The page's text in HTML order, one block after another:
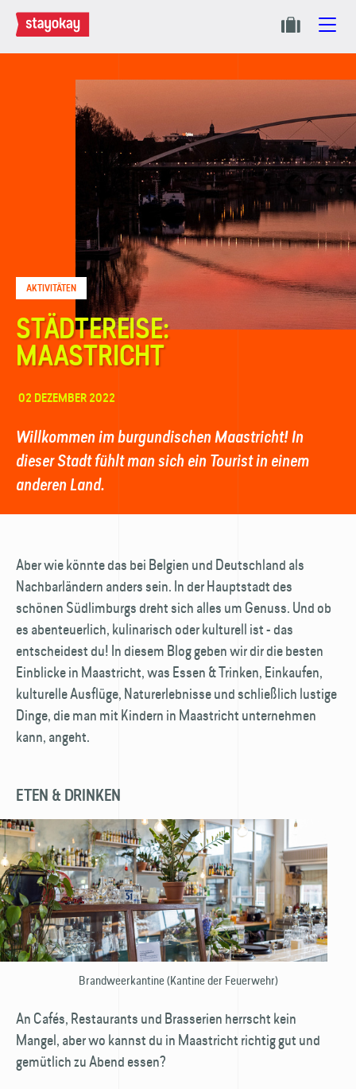
AKTIVITÄTEN
STÄDTEREISE:
MAASTRICHT
02 DEZEMBER 2022
Willkommen im burgundischen Maastricht! In
dieser Stadt fühlt man sich ein Tourist in einem
anderen Land.
Aber wie könnte das bei Belgien und Deutschland als
Nachbarländern anders sein. In der Hauptstadt des
schönen Südlimburgs dreht sich alles um Genuss. Und ob
es abenteuerlich, kulinarisch oder kulturell ist - das
entscheidest du! In diesem Blog geben wir dir die besten
Einblicke in Maastricht, was Essen & Trinken, Einkaufen,
kulturelle Ausflüge, Naturerlebnisse und schließlich lustige
Dinge, die man mit Kindern in Maastricht unternehmen
kann, angeht.
ETEN & DRINKEN
Brandweerkantine (Kantine der Feuerwehr)
An Cafés, Restaurants und Brasserien herrscht kein
Mangel, aber wo kannst du in Maastricht richtig gut und
gemütlich zu Abend essen?